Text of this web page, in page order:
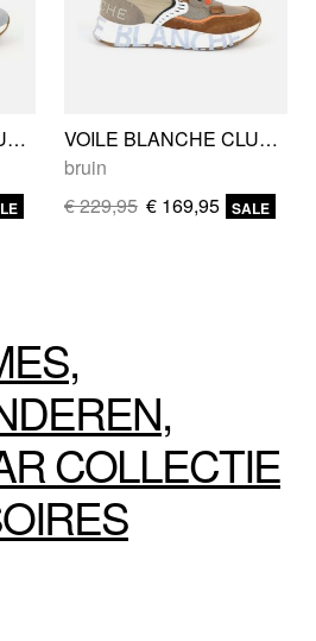
VOILE BLANCHE CLUB01
VOILE BLANCHE CLUB01
bruin
€ 229,95 € 169,95 SALE
,
,
COLLECTIE